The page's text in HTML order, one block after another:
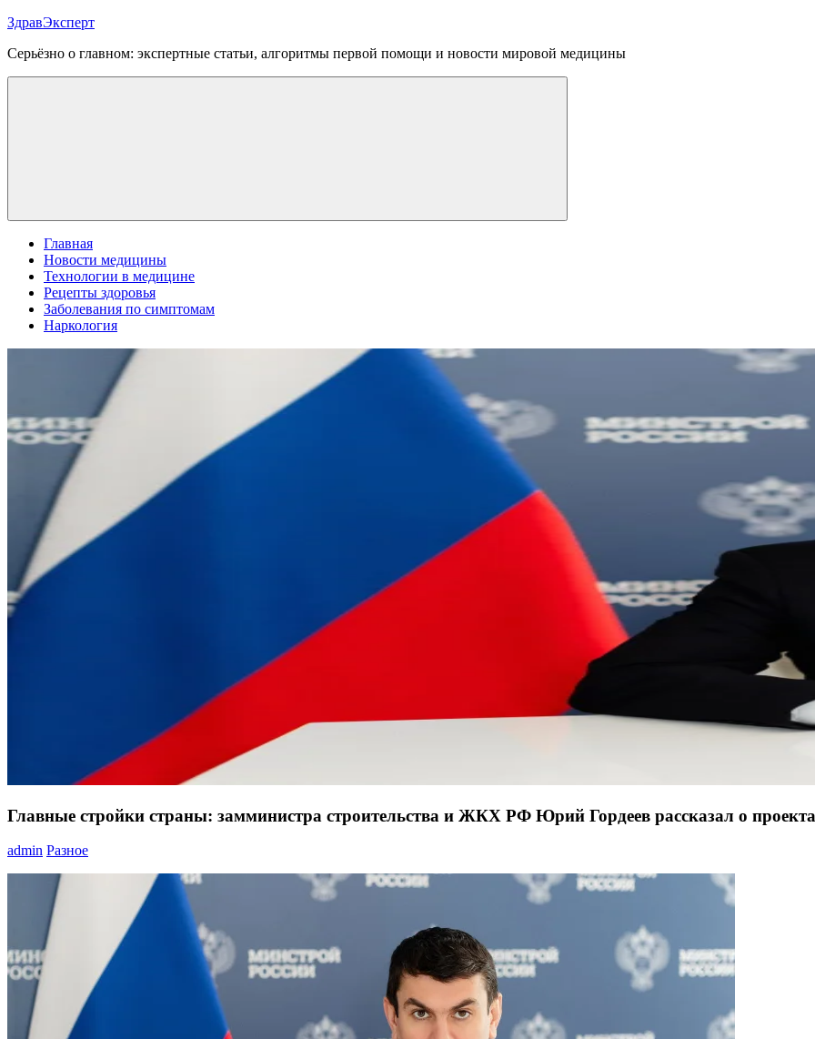
Перейти
содержимому
ЗдравЭксперт
Серьёзно о главном: экспертные статьи, алгоритмы первой помощи и новости мировой медицины
Меню
Главная
Новости медицины
Технологии в медицине
Рецепты здоровья
Заболевания по симптомам
Наркология
Главные стройки страны: замминистра строительства и ЖКХ РФ Юрий Гордеев рассказал о
admin Разное